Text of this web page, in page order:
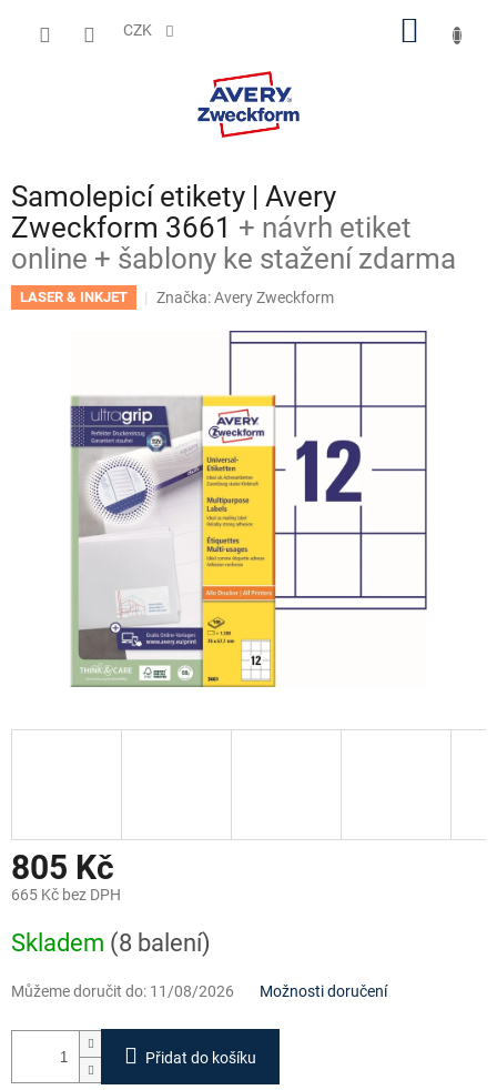
CZK
Samolepicí etikety | Avery
Zweckform 3661 + návrh etiket
online + šablony ke stažení zdarma
LASER & INKJET Značka:Avery Zweckform
805 Kč
665 Kč bez DPH
cena:
Skladem (8 balení)
Můžeme doručit do: 11/08/2026 Možnosti doručení
Přidat do košíku